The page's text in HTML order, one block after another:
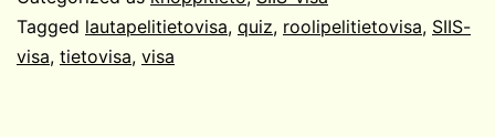
Tagged lautapelitietovisa, quiz, roolipelitietovisa, SIIS-
visa, tietovisa, visa